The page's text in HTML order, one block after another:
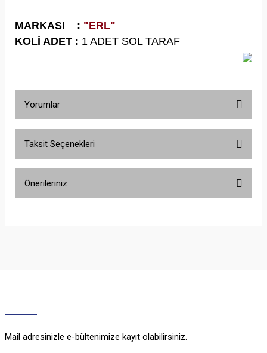
MARKASI : "ERL"
KOLİ ADET : 1 ADET SOL TARAF
Yorumlar
Taksit Seçenekleri
Önerileriniz
yetersiz gördüğünüz noktaları öneri formunu kullanarak tarafımıza
Bu ürüne benzer farklı alternatifler olmalı.
Mail adresinizle e-bültenimize kayıt olabilirsiniz.